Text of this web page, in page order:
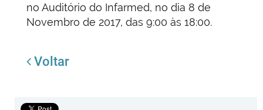
no Auditório do Infarmed, no dia 8 de
Novembro de 2017, das 9:00 às 18:00.
Voltar